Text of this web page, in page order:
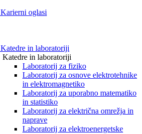
Karierni oglasi
Katedre in laboratoriji
Katedre in laboratoriji
Laboratorij za fiziko
Laboratorij za osnove elektrotehnike
in elektromagnetiko
Laboratorij za uporabno matematiko
in statistiko
Laboratorij za električna omrežja in
naprave
Laboratorij za elektroenergetske